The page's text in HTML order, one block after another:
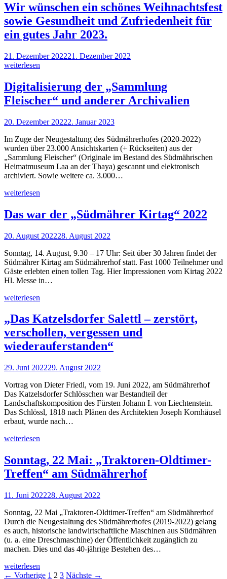
Wir wünschen ein schönes Weihnachtsfest
sowie Gesundheit und Zufriedenheit für
ein gutes Jahr 2023.
21. Dezember 202221. Dezember 2022
weiterlesen
Digitalisierung der „Sammlung
Fleischer“ und anderer Archivalien
20. Dezember 20222. Januar 2023
Im Zuge der Neugestaltung des Südmährerhofes (2020-2022)
wurden über 23.000 Ansichtskarten (+ Rückseiten) aus der
„Sammlung Fleischer“ (Originale im Bestand des Südmährischen
Heimatmuseum Laa an der Thaya) gescannt und elektronisch
archiviert. Sowie weitere ca. 3.000…
weiterlesen
Das war der „Südmährer Kirtag“ 2022
20. August 202228. August 2022
Sonntag, 14. August, 9.30 – 17 Uhr: Seit über 30 Jahren findet der
Südmährer Kirtag am Südmährerhof statt. Fast 1000 Teilnehmer und
Gäste erlebten einen tollen Tag. Hier Impressionen vom Kirtag 2022
Hl. Messe in…
weiterlesen
„Das Katzelsdorfer Salettl – zerstört,
verschollen, vergessen und
wiederauferstanden“
29. Juni 202229. August 2022
Vortrag von Dieter Friedl, vom 19. Juni 2022, am Südmährerhof
Das Katzelsdorfer Schlösschen war Bestandteil der
Landschaftskomposition des Fürsten Johann I. von Liechtenstein.
Das Schlössl, 1818 nach Plänen des Architekten Joseph Kornhäusel
erbaut, wurde nach…
weiterlesen
Sonntag, 22 Mai: „Traktoren-Oldtimer-
Treffen“ am Südmährerhof
11. Juni 202228. August 2022
Sonntag, 22 Mai „Traktoren-Oldtimer-Treffen“ am Südmährerhof
Durch die Neugestaltung des Südmährerhofes (2019-2022) gelang
es auch, historische landwirtschaftliche Maschinen aus Südmähren
(u. a. eine Dreschmaschine) der Öffentlichkeit zugänglich zu
machen. Dies und das 40-jährige Bestehen des…
weiterlesen
← Vorherige 1 2 3 Nächste →